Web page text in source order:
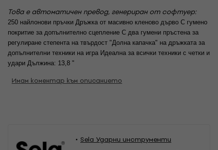
Това е автоматичен превод, генериран от софтуер:
250 найлонови пръчки Дръжка от масивно кленово дърво С гумено
покритие за допълнително сцепление С два гумени пръстена за
регулиране степента на твърдост "Долна капачка" на дръжката за
допълнителни техники на игра Идеална за всички техники с четки и
удари Дължина: 13,8 "
Имам коментар към описанието
Sela Ударни инструменти